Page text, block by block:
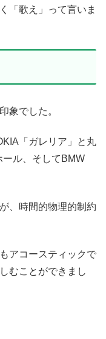
「歌え」って言いま
象でした。
「ガレリア」と丸
ル、そしてBMW
、時間的物理的制約
アコースティックで
むことができまし